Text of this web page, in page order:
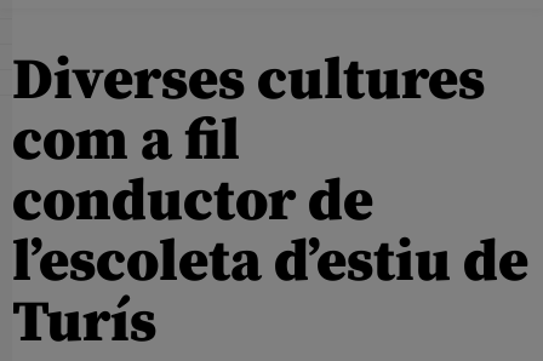
Diverses cultures
com a fil
conductor de
l’escoleta d’estiu de
Turís